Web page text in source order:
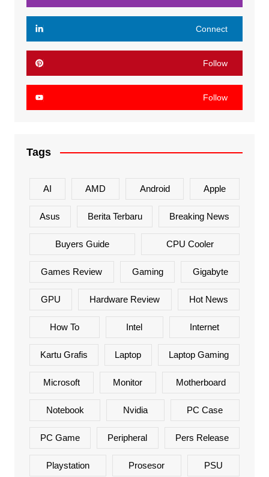
Connect
Follow
Follow
Tags
AI AMD Android Apple
Asus Berita Terbaru Breaking News
Buyers Guide CPU Cooler
Games Review Gaming Gigabyte
GPU Hardware Review Hot News
How To Intel Internet
Kartu Grafis Laptop Laptop Gaming
Microsoft Monitor Motherboard
Notebook Nvidia PC Case
PC Game Peripheral Pers Release
Playstation Prosesor PSU